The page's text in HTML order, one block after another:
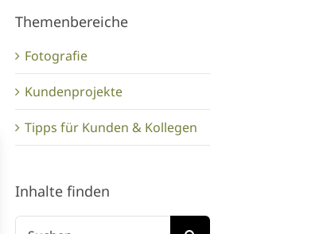
Themenbereiche
Fotografie
Kundenprojekte
Tipps für Kunden & Kollegen
Inhalte finden
Suche